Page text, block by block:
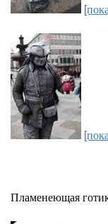
Пламенеющая